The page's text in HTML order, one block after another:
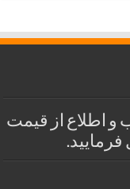
و اطلاع از قیمت